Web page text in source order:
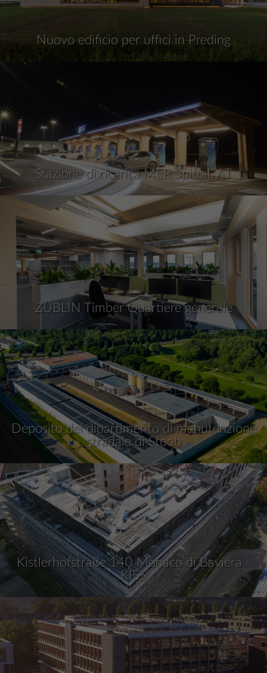
Nuovo edificio per uffici in Preding
Stazione di ricarica MER Spittal, AT
ZÜBLIN Timber Quartiere generale
Deposito del dipartimento di manutenzione
stradale di Stoob
Kistlerhofstraße 140 Monaco di Baviera -
KISS